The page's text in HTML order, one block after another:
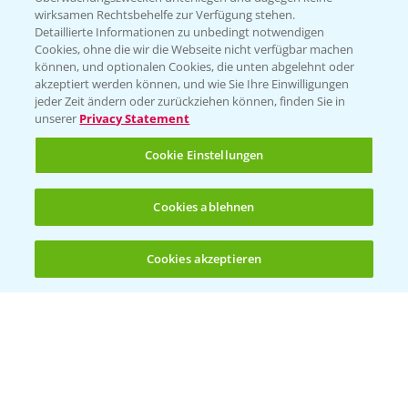
(noch 4)
Folgen Sie uns
Allgemeine Nutzungsbedingungen
Datenschutzerklärung
Impressum
Gebrauchshinweise
wirksamen Rechtsbehelfe zur Verfügung stehen.
Detaillierte Informationen zu unbedingt notwendigen
Cookies, ohne die wir die Webseite nicht verfügbar machen
können, und optionalen Cookies, die unten abgelehnt oder
akzeptiert werden können, und wie Sie Ihre Einwilligungen
jeder Zeit ändern oder zurückziehen können, finden Sie in
unserer Privacy Statement
Cookie Einstellungen
Cookies ablehnen
Cookies akzeptieren